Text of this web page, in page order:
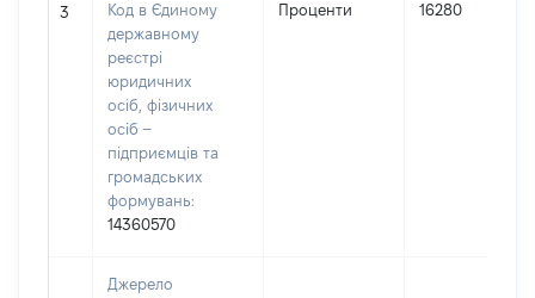
3
Код в Єдиному
державному
реєстрі
юридичних
осіб, фізичних
осіб –
підприємців та
громадських
формувань:
14360570
Проценти 16280
Джерело